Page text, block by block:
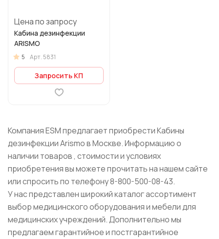
Цена по запросу
Кабина дезинфекции
ARISMO
5 Арт. 5831
Запросить КП
Компания ESM предлагает приобрести Кабины
дезинфекции Arismo в Москве. Информацию о
наличии товаров , стоимости и условиях
приобретения вы можете прочитать на нашем сайте
или спросить по телефону 8-800-500-08-43.
У нас представлен широкий каталог ассортимент
выбор медицинского оборудования и мебели для
медицинских учреждений. Дополнительно мы
предлагаем гарантийное и постгарантийное